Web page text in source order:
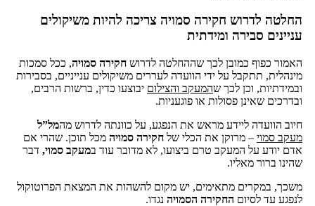
החלטה לדרוש חקירה סמויה צריכה להיות משיקולים
עניינים סבירה ומידתית
האמור כפוף כמובן לכך שההחלטה לדרוש חקירה סמויה, ככל סמכות
מינהלית, תתקבל על ידי הוועדה לעררים משיקולים ענייניים, בסבירות
ובמידתיות, וכן לכך שהמעקב והצילום יבוצעו כדין, ברשות הרבים,
ובדרכים שאינן פסולות או פוגעניות.
חיוב הוועדה ליידע מראש את הנפגע, על כוונתה לדרוש מהמל”ל
מעקב סמוי – מרוקן את הכלי של חקירה סמויה מכל תוכן. שהרי אם
אדם יודע על המעקב טרם ביצועו, לא מדובר עוד במעקב סמוי, דבר
שהינו ברור מאליו.
משכך, במקרים מתאימים, יש מקום להשהות את המצאת הפרוטוקול
לנפגע עד לסיום החקירה הסמויה נגדו.